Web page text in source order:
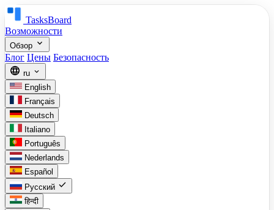
TasksBoard
Возможности
Обзор expand_more
Блог Цены Безопасность
language ru expand_more
English
Français
Deutsch
Italiano
Português
Nederlands
Español
Русский check
हिन्दी